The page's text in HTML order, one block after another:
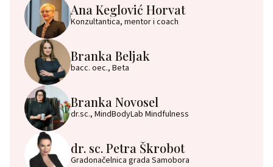
Ana Keglović Horvat
Konzultantica, mentor i coach
Branka Beljak
bacc. oec., Beta
Branka Novosel
dr.sc., MindBodyLab Mindfulness
dr. sc. Petra Škrobot
Gradonačelnica grada Samobora